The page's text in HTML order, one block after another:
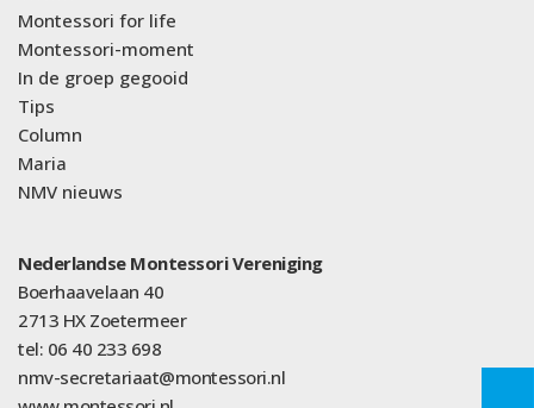
Montessori for life
Montessori-moment
In de groep gegooid
Tips
Column
Maria
NMV nieuws
Nederlandse Montessori Vereniging
Boerhaavelaan 40
2713 HX Zoetermeer
tel: 06 40 233 698
nmv-secretariaat@montessori.nl